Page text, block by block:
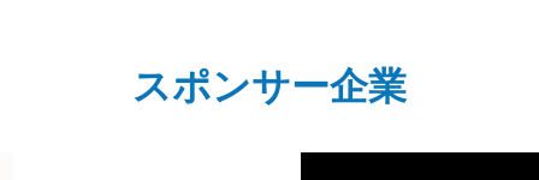
スポンサー企業